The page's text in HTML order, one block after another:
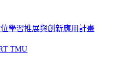
學習推展與創新應用計畫
TMU